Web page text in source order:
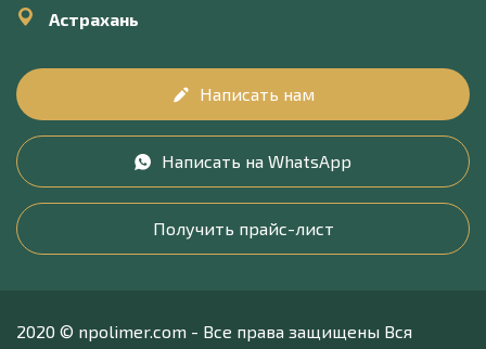
Астрахань
Написать нам
Написать на WhatsApp
Получить прайс-лист
2020 © npolimer.com - Все права защищены Вся